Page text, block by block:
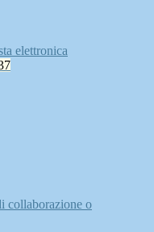
elettronica
collaborazione o